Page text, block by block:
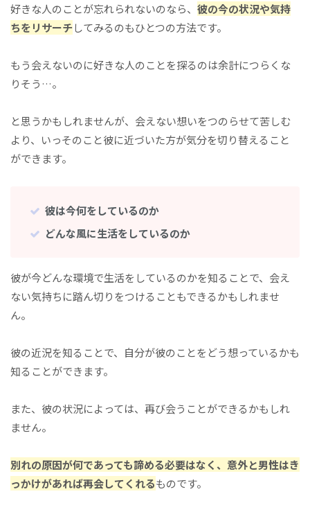
好きな人のことが忘れられないのなら、 彼の今の状況や気持
ちをリサーチしてみるのもひとつの方法です。
もう会えないのに好きな人のことを探るのは余計につらくな
りそう…。
と思うかもしれませんが、会えない想いをつのらせて苦しむ
より、いっそのこと彼に近づいた方が気分を切り替えること
ができます。
彼は今何をしているのか
どんな風に生活をしているのか
彼が今どんな環境で生活をしているのかを知ることで、会え
ない気持ちに踏ん切りをつけることもできるかもしれませ
ん。
彼の近況を知ることで、自分が彼のことをどう想っているかも
知ることができます。
また、彼の状況によっては、再び会うことができるかもしれ
ません。
別れの原因が何であっても諦める必要はなく、意外と男性はき
っかけがあれば再会してくれるものです。